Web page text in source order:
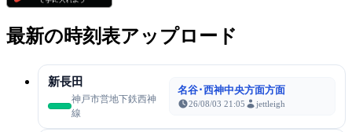
最新の時刻表アップロード
新長田
神戸市営地下鉄西神
線
名谷･西神中央方面方面
26/08/03 21:05 jettleigh